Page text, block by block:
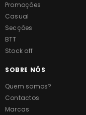
Promoções
Casual
Secções
BTT
Stock off
SOBRE NÓS
Quem somos?
Contactos
Marcas